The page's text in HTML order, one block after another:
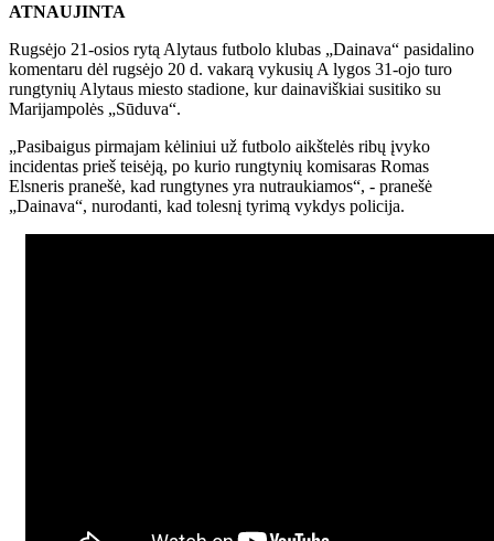
ATNAUJINTA
Rugsėjo 21-osios rytą Alytaus futbolo klubas „Dainava“ pasidalino
komentaru dėl rugsėjo 20 d. vakarą vykusių A lygos 31-ojo turo
rungtynių Alytaus miesto stadione, kur dainaviškiai susitiko su
Marijampolės „Sūduva“.
„Pasibaigus pirmajam kėliniui už futbolo aikštelės ribų įvyko
incidentas prieš teisėją, po kurio rungtynių komisaras Romas
Elsneris pranešė, kad rungtynes yra nutraukiamos“, - pranešė
„Dainava“, nurodanti, kad tolesnį tyrimą vykdys policija.